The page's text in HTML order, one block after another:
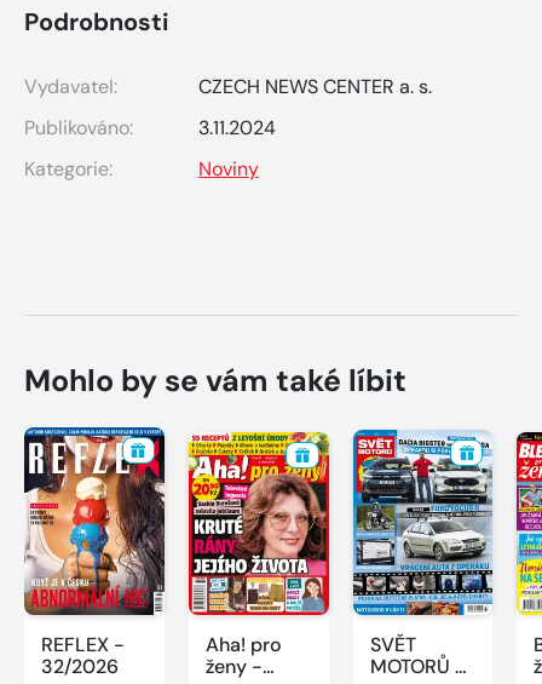
Podrobnosti
Vydavatel:
CZECH NEWS CENTER a. s.
Publikováno:
3.11.2024
Kategorie:
Noviny
Mohlo by se vám také líbit
REFLEX -
32/2026
Aha! pro
ženy -
SVĚT
MOTORŮ -